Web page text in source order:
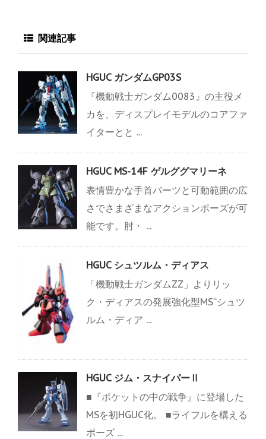
関連記事
HGUC ガンダムGP03S
『機動戦士ガンダム0083』の主役メ
カを、ディスプレイモデルのコアファ
イターとと ...
HGUC MS-14F ゲルググマリーネ
表情豊かな手首パーツと可動範囲の広
さでさまざまなアクションポーズが可
能です。肘・ ...
HGUC シュツルム・ディアス
「機動戦士ガンダムZZ」よりリッ
ク・ディアスの発展強化型MS“シュツ
ルム・ディア ...
HGUC ジム・スナイパーⅡ
■『ポケットの中の戦争』に登場した
MSを初HGUC化。 ■ライフルを構える
ポーズ ...